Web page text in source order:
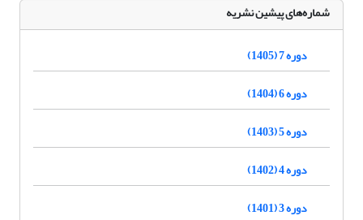
شماره‌های پیشین نشریه
دوره 7 (1405)
دوره 6 (1404)
دوره 5 (1403)
دوره 4 (1402)
دوره 3 (1401)